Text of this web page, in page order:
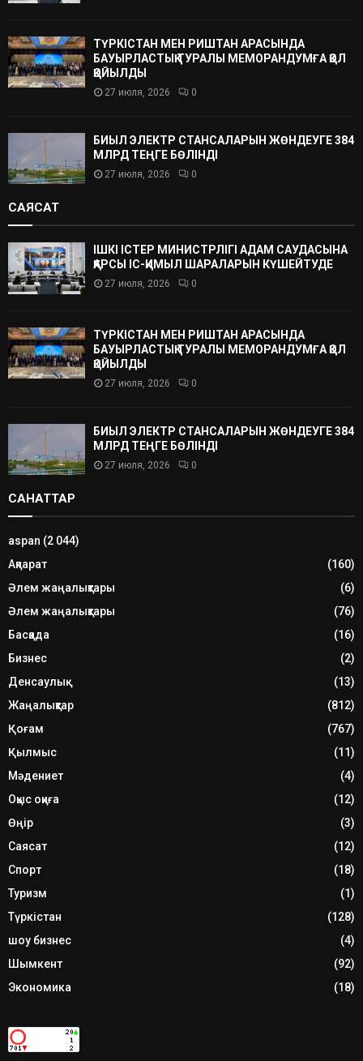
ТҮРКІСТАН МЕН РИШТАН АРАСЫНДА
БАУЫРЛАСТЫҚ ТУРАЛЫ МЕМОРАНДУМҒА ҚОЛ
ҚОЙЫЛДЫ
27 июля, 2026 0
БИЫЛ ЭЛЕКТР СТАНСАЛАРЫН ЖӨНДЕУГЕ 384
МЛРД ТЕҢГЕ БӨЛІНДІ
27 июля, 2026 0
САЯСАТ
ІШКІ ІСТЕР МИНИСТРЛІГІ АДАМ САУДАСЫНА
ҚАРСЫ ІС-ҚИМЫЛ ШАРАЛАРЫН КҮШЕЙТУДЕ
27 июля, 2026 0
ТҮРКІСТАН МЕН РИШТАН АРАСЫНДА
БАУЫРЛАСТЫҚ ТУРАЛЫ МЕМОРАНДУМҒА ҚОЛ
ҚОЙЫЛДЫ
27 июля, 2026 0
БИЫЛ ЭЛЕКТР СТАНСАЛАРЫН ЖӨНДЕУГЕ 384
МЛРД ТЕҢГЕ БӨЛІНДІ
27 июля, 2026 0
САНАТТАР
aspan (2 044)
Ақпарат
(160)
Әлем жаңалықтары
(6)
Әлем жаңалықтары
(76)
Басқада
(16)
Бизнес
(2)
Денсаулық
(13)
Жаңалықтар
(812)
Қоғам
(767)
Қылмыс
(11)
Мәдениет
(4)
Оқыс оқиға
(12)
Өңір
(3)
Саясат
(12)
Спорт
(18)
Туризм
(1)
Түркістан
(128)
шоу бизнес
(4)
Шымкент
(92)
Экономика
(18)